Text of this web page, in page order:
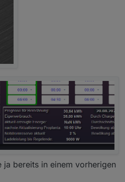
bereits in einem vorherigen